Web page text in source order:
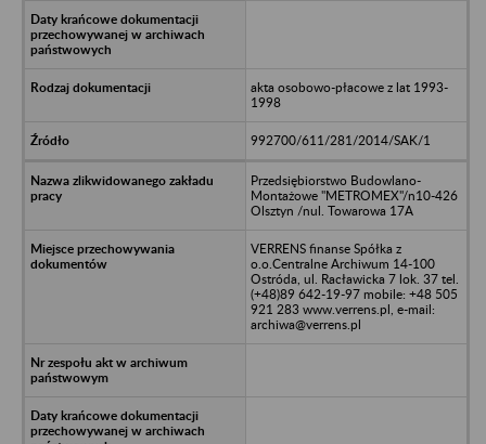
akta osobowo-płacowe z lat 1993-
1998
992700/611/281/2014/SAK/1
Przedsiębiorstwo Budowlano-
Montażowe "METROMEX"/n10-426
Olsztyn /nul. Towarowa 17A
VERRENS finanse Spółka z
o.o.Centralne Archiwum 14-100
Ostróda, ul. Racławicka 7 lok. 37 tel.
(+48)89 642-19-97 mobile: +48 505
921 283 www.verrens.pl, e-mail:
archiwa@verrens.pl